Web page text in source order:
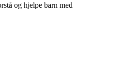
og hjelpe barn med